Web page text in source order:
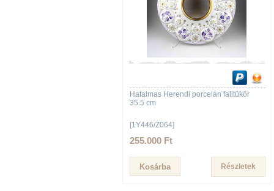
Hatalmas Herendi porcelán falitükör
35.5 cm
[1Y446/Z064]
255.000 Ft
Részletek